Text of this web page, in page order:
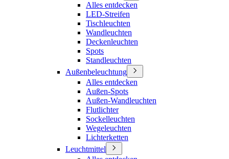
Alles entdecken
LED-Streifen
Tischleuchten
Wandleuchten
Deckenleuchten
Spots
Standleuchten
Außenbeleuchtung
Alles entdecken
Außen-Spots
Außen-Wandleuchten
Flutlichter
Sockelleuchten
Wegeleuchten
Lichterketten
Leuchtmittel